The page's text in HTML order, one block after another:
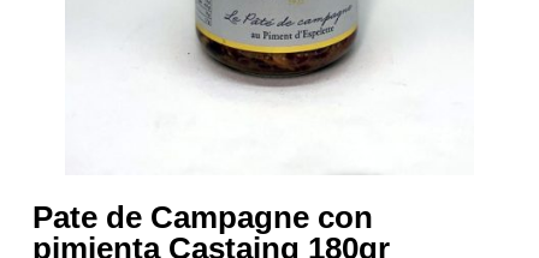
Pate de Campagne con
pimienta Castaing 180gr